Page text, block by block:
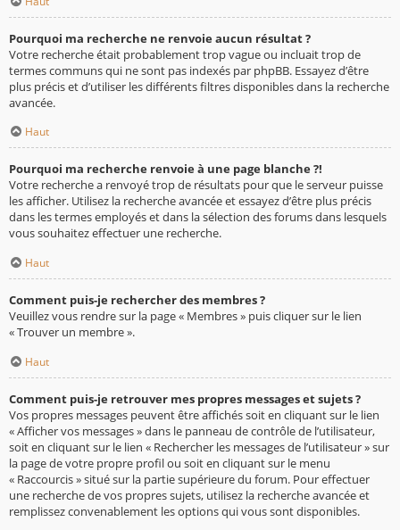
Pourquoi ma recherche ne renvoie aucun résultat ?
Votre recherche était probablement trop vague ou incluait trop de
termes communs qui ne sont pas indexés par phpBB. Essayez d’être
plus précis et d’utiliser les différents filtres disponibles dans la recherche
avancée.
Haut
Pourquoi ma recherche renvoie à une page blanche ?!
Votre recherche a renvoyé trop de résultats pour que le serveur puisse
les afficher. Utilisez la recherche avancée et essayez d’être plus précis
dans les termes employés et dans la sélection des forums dans lesquels
vous souhaitez effectuer une recherche.
Haut
Comment puis-je rechercher des membres ?
Veuillez vous rendre sur la page « Membres » puis cliquer sur le lien
« Trouver un membre ».
Haut
Comment puis-je retrouver mes propres messages et sujets ?
Vos propres messages peuvent être affichés soit en cliquant sur le lien
« Afficher vos messages » dans le panneau de contrôle de l’utilisateur,
soit en cliquant sur le lien « Rechercher les messages de l’utilisateur » sur
la page de votre propre profil ou soit en cliquant sur le menu
« Raccourcis » situé sur la partie supérieure du forum. Pour effectuer
une recherche de vos propres sujets, utilisez la recherche avancée et
remplissez convenablement les options qui vous sont disponibles.